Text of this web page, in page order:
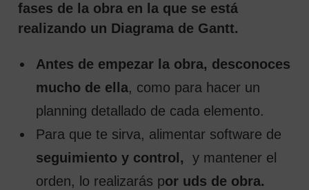
fases de la obra en la que se está
realizando un Diagrama de Gantt.
Antes de empezar la obra, desconoces
mucho de ella, como para hacer un
planning detallado de cada elemento.
Para que te sirva, alimentar software de
seguimiento y control,
y mantener el
orden, lo realizarás por uds de obra.